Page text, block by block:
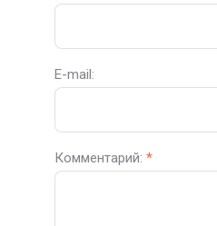
E-mail:
Комментарий: *